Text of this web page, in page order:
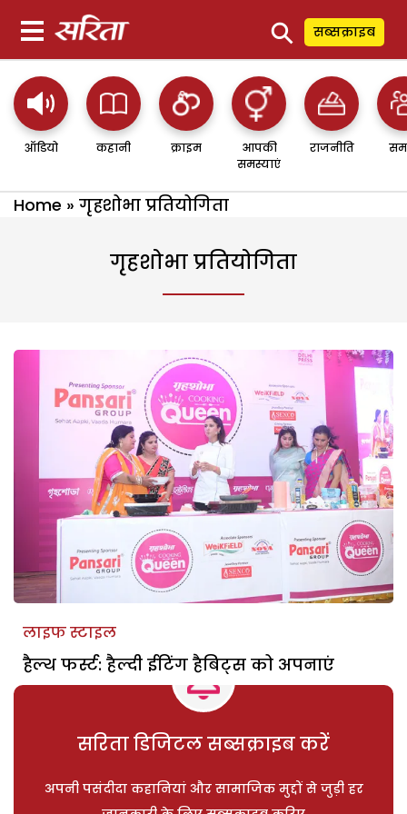
⚲ सब्सक्राइब
ऑडियो कहानी क्राइम
आपकी
समस्याएं
राजनीति
Home » गृहशोभा प्रतियोगिता
गृहशोभा प्रतियोगिता
लाइफ स्टाइल
हैल्थ फर्स्ट: हैल्दी ईटिंग हैबिट्स को अपनाएं
सरिता डिजिटल सब्सक्राइब करें
अपनी पसंदीदा कहानियां और सामाजिक मुद्दों से जुड़ी हर